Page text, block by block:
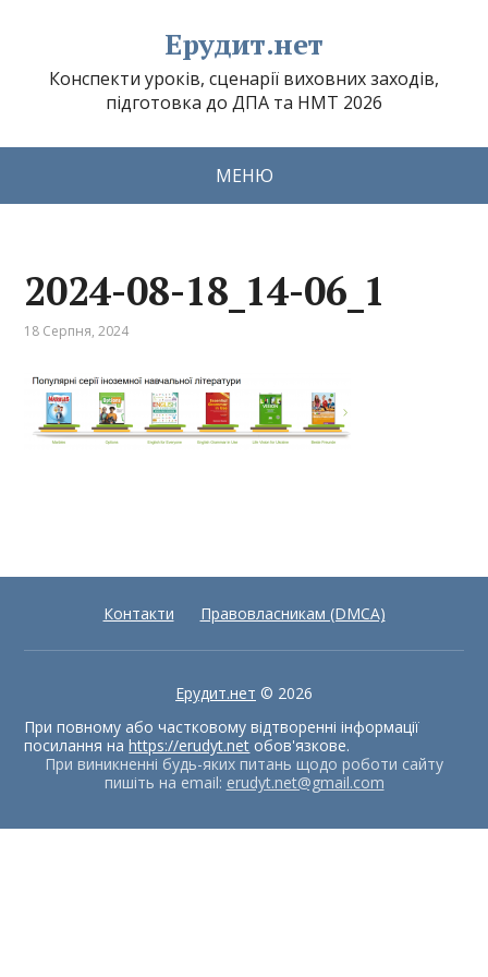
Ерудит.нет
Конспекти уроків, сценарії виховних заходів,
підготовка до ДПА та НМТ 2026
МЕНЮ
2024-08-18_14-06_1
18 Серпня, 2024
Контакти Правовласникам (DMCA)
Ерудит.нет © 2026
При повному або частковому відтворенні інформації
посилання наhttps://erudyt.net обов'язкове.
При виникненні будь-яких питань щодо роботи сайту
пишіть на email: erudyt.net@gmail.com